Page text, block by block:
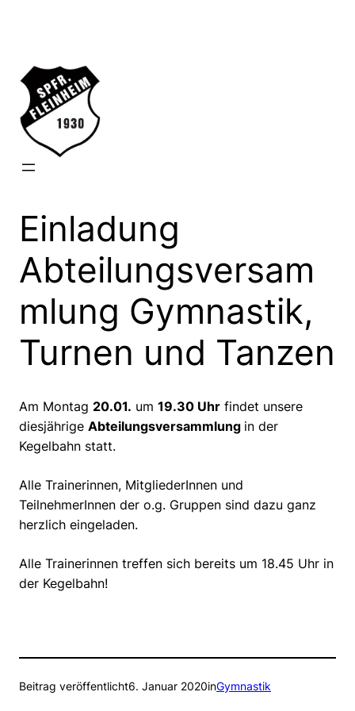
Einladung
Abteilungsversam
mlung Gymnastik,
Turnen und Tanzen
Am Montag 20.01. um 19.30 Uhr findet unsere
diesjährige Abteilungsversammlung in der
Kegelbahn statt.
Alle Trainerinnen, MitgliederInnen und
TeilnehmerInnen der o.g. Gruppen sind dazu ganz
herzlich eingeladen.
Alle Trainerinnen treffen sich bereits um 18.45 Uhr in
der Kegelbahn!
Beitrag veröffentlicht6. Januar 2020inGymnastik